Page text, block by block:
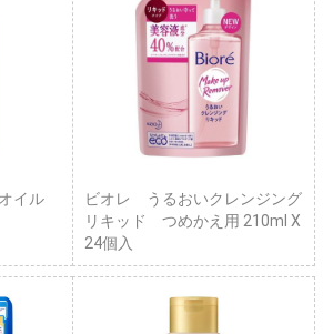
イル
ビオレ うるおいクレンジング
リキッド つめかえ用 210ml X
24個入